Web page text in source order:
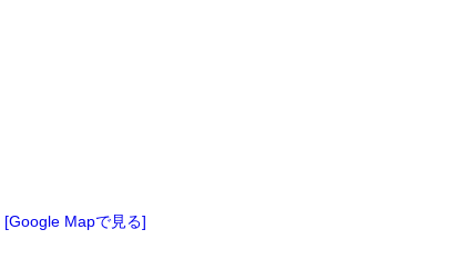
[Google Mapで見る]